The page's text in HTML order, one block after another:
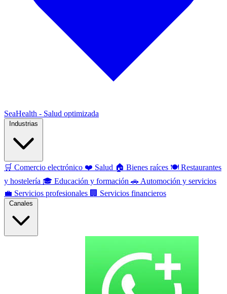
SeaHealth - Salud optimizada
🛒 Comercio electrónico ❤️ Salud 🏠 Bienes raíces 🍽️ Restaurantes
y hostelería 🎓 Educación y formación 🚗 Automoción y servicios
💼 Servicios profesionales 🏢 Servicios financieros